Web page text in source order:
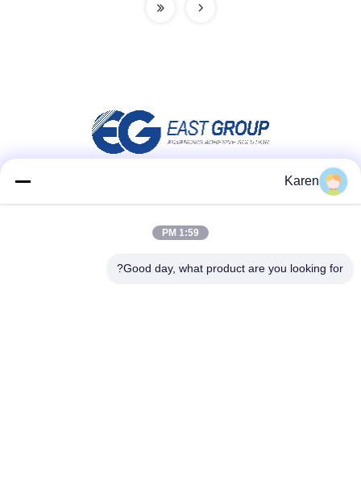
تماس سریع
Karen
1:59 PM
Good day, what product are you looking for?